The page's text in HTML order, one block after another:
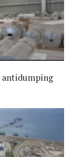
antidumping